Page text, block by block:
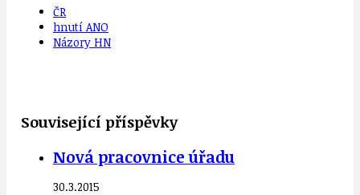
ČR
hnutí ANO
Názory HN
Související příspěvky
Nová pracovnice úřadu
30.3.2015